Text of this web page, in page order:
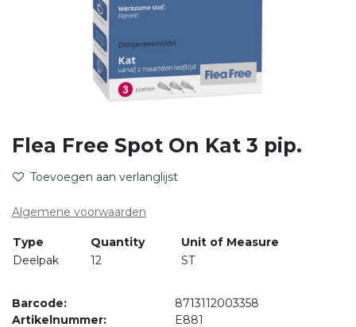
Flea Free Spot On Kat 3 pip.
Toevoegen aan verlanglijst
Algemene voorwaarden
Type Quantity
Unit of Measure
Deelpak
12 ST
Barcode:
8713112003358
Artikelnummer:
E881